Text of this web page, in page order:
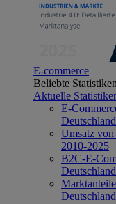
E-commerce
Beliebte Statistiken
Aktuelle
E-
Umsatz
2010-2025
B2C-E-